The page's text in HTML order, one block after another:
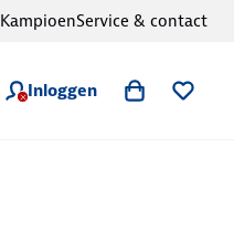
Inloggen
KampioenService & contact